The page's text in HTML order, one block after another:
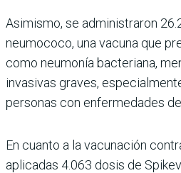
Asimismo, se administra­ron
neumococo, una vacuna que
como neumonía bacteriana,
invasivas graves,
personas con enfermedades de
En cuanto a la vacunación
aplicadas 4.063 dosis de